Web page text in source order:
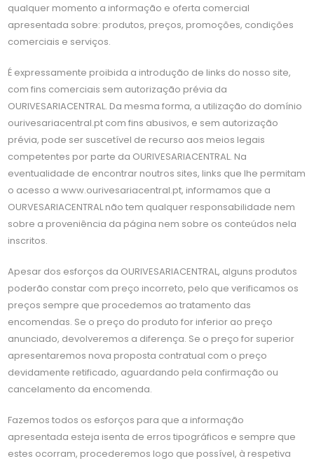
qualquer momento a informação e oferta comercial
apresentada sobre: produtos, preços, promoções, condições
comerciais e serviços.
É expressamente proibida a introdução de links do nosso site,
com fins comerciais sem autorização prévia da
OURIVESARIACENTRAL. Da mesma forma, a utilização do domínio
ourivesariacentral.pt com fins abusivos, e sem autorização
prévia, pode ser suscetível de recurso aos meios legais
competentes por parte da OURIVESARIACENTRAL. Na
eventualidade de encontrar noutros sites, links que lhe permitam
o acesso a www.ourivesariacentral.pt, informamos que a
OURVESARIACENTRAL não tem qualquer responsabilidade nem
sobre a proveniência da página nem sobre os conteúdos nela
inscritos.
Apesar dos esforços da OURIVESARIACENTRAL, alguns produtos
poderão constar com preço incorreto, pelo que verificamos os
preços sempre que procedemos ao tratamento das
encomendas. Se o preço do produto for inferior ao preço
anunciado, devolveremos a diferença. Se o preço for superior
apresentaremos nova proposta contratual com o preço
devidamente retificado, aguardando pela confirmação ou
cancelamento da encomenda.
Fazemos todos os esforços para que a informação
apresentada esteja isenta de erros tipográficos e sempre que
estes ocorram, procederemos logo que possível, à respetiva